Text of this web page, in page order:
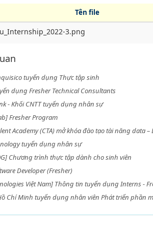
Tên file
3.png
tuyển dụng Thực tập sinh
dụng Fresher Technical Consultants
- Khối CNTT tuyển dụng nhân sự
Fresher Program
Academy (CTA) mở khóa đào tạo tài năng data –
tuyển dụng nhân sự
Chương trình thực tập dành cho sinh viên
Developer (Fresher)
Việt Nam] Thông tin tuyển dụng Interns -
Hồ Chí Minh tuyển dụng nhân viên Phát triển phần